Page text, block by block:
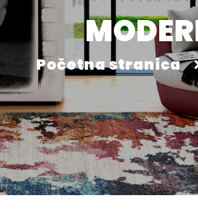
Početna stranica